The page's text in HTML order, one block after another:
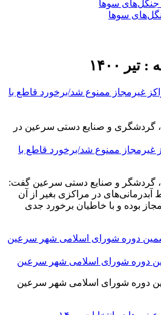
سوها
۱۴۰۰
گردشگری و صنایع دستی سرعین در
غیرمجاز ممنوع شد/برخورد قاطع با
گردشگر و صنایع دستی سرعین گفت:
در مراکزی بغیر از آن
بوده و با خاطیان برخورد جدی
دوره شورای اسلامی شهر سرعین
دوره شورای اسلامی شهر سرعین